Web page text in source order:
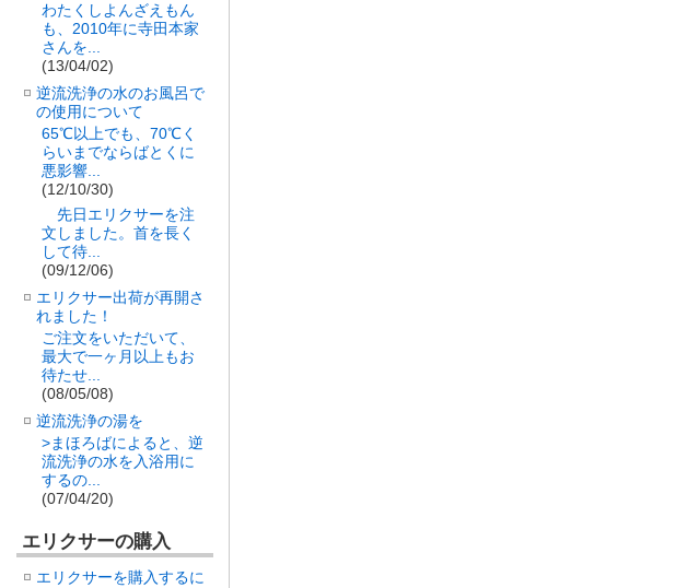
わたくしよんざえもん
も、2010年に寺田本家
さんを...
(13/04/02)
逆流洗浄の水のお風呂で
の使用について
65℃以上でも、70℃く
らいまでならばとくに
悪影響...
(12/10/30)
先日エリクサーを注
文しました。首を長く
して待...
(09/12/06)
エリクサー出荷が再開さ
れました！
ご注文をいただいて、
最大で一ヶ月以上もお
待たせ...
(08/05/08)
逆流洗浄の湯を
>まほろばによると、逆
流洗浄の水を入浴用に
するの...
(07/04/20)
エリクサーの購入
エリクサーを購入するに